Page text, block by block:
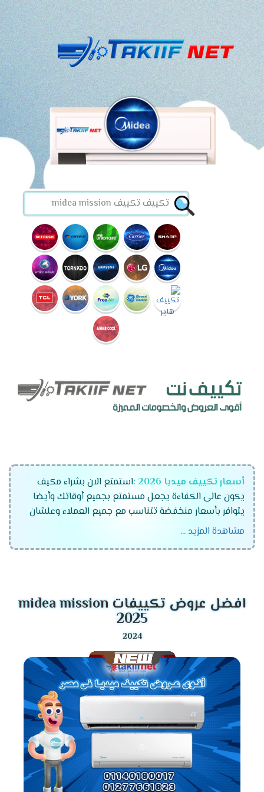
أسعار تكييف ميديا 2026 :
استمتع الان بشراء مكيف
يكون عالى الكفاءة يجعل مستمتع بجميع أوقاتك وأيضا
يتوافر بأسعار منخفضة تتناسب مع جميع العملاء وعلشان
راحة عملاءنا المتميزين كان لابد أن نوفر لكم تكييفات ميديا
الجهاز رقم واحد فى الاسواق المتميز والمزود بالكثير من
تكييف ميديا انفرتر .
تكييف ميديا ميشن .
تكييف ميديا ارضى سقفى .
مميزات تكييف ميديا أنفرتر
2026
التميز بالوضع البارد /الساخن
يحتوى مكيف ميديا على أقوى الامكانيات يعمل معنا
فى كل الاوقات فى الصيف يستخدم لتبريد الغرفه
وعدم الشعور بدرجات الحرارة العالية وأيضا يستخدم
فى فصل الشتاء لتدفئة المكان من البرودة وبالرغم
مشاهدة المزيد ...
افضل عروض تكييفات midea mission
2025